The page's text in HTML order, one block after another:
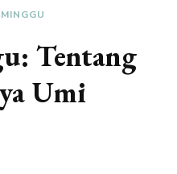
Tentang
Umi